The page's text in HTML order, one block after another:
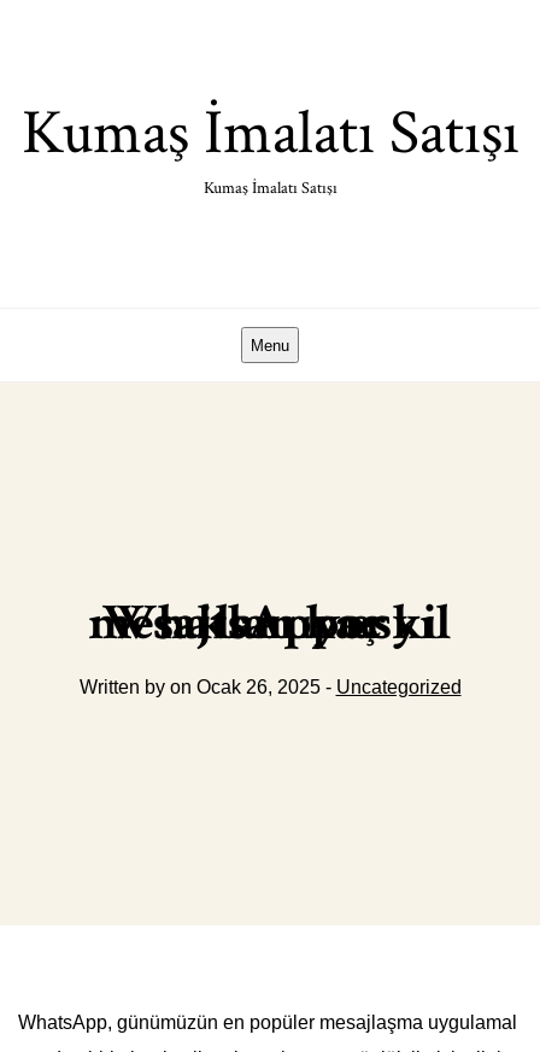
Kumaş İmalatı Satışı
Kumaş İmalatı Satışı
Menu
WhatsApp eski mesajları kaç yıl saklanıyor
Written by on Ocak 26, 2025 - Uncategorized
WhatsApp, günümüzün en popüler mesajlaşma uygulamal